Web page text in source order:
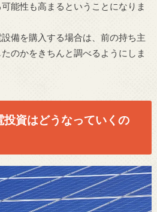
能性も高まるということになりま
備を購入する場合は、前の持ち主
のかをきちんと調べるようにしま
資はどうなっていくの